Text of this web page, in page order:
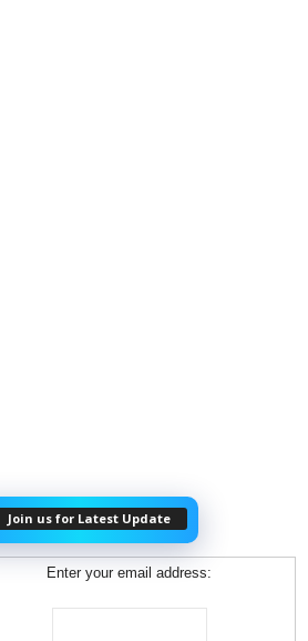
Join us for Latest Update
Enter your email address: